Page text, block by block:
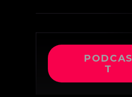
PODCAS
T